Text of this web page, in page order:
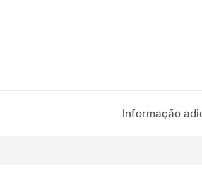
Informação